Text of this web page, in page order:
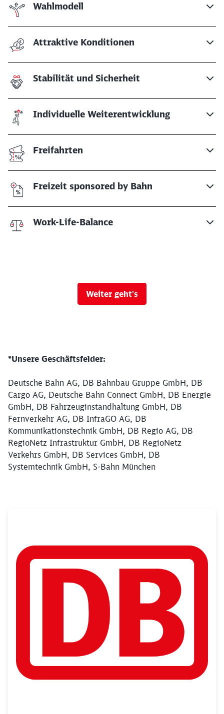
Wahlmodell
Attraktive Konditionen
Stabilität und Sicherheit
Individuelle Weiterentwicklung
Freifahrten
Freizeit sponsored by Bahn
Work-Life-Balance
Weiter geht's
*Unsere Geschäftsfelder:
Deutsche Bahn AG, DB Bahnbau Gruppe GmbH, DB
Cargo AG, Deutsche Bahn Connect GmbH, DB Energie
GmbH, DB Fahrzeuginstandhaltung GmbH, DB
Fernverkehr AG, DB InfraGO AG, DB
Kommunikationstechnik GmbH, DB Regio AG, DB
RegioNetz Infrastruktur GmbH, DB RegioNetz
Verkehrs GmbH, DB Services GmbH, DB
Systemtechnik GmbH, S-Bahn München